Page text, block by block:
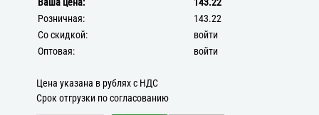
Розничная:
143.22
Со скидкой:
войти
Оптовая:
войти
Цена указана в рублях с НДС
Срок отгрузки по согласованию